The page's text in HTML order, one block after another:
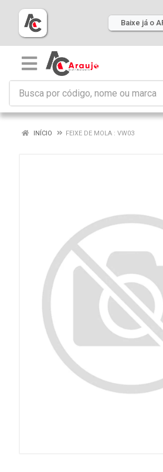
Baixe já o
INÍCIO FEIXE DE MOLA : VW03